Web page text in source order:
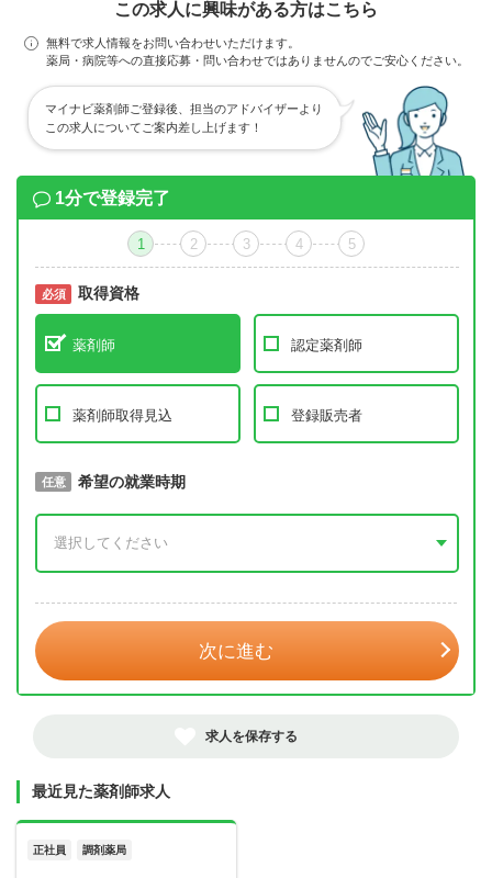
この求人に興味がある方はこちら
無料で求人情報をお問い合わせいただけます。
薬局・病院等への直接応募・問い合わせではありませんのでご安心ください。
マイナビ薬剤師ご登録後、担当のアドバイザーより
この求人についてご案内差し上げます！
1分で登録完了
1 2 3 4 5
必須 取得資格
薬剤師 認定薬剤師
薬剤師取得見込 登録販売者
必須 取得予定年
任意 希望の就業時期
次に進む
求人を保存する
最近見た薬剤師求人
正社員 調剤薬局